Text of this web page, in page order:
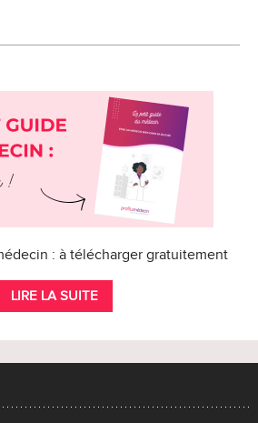
: à télécharger gratuitement
LIRE LA SUITE